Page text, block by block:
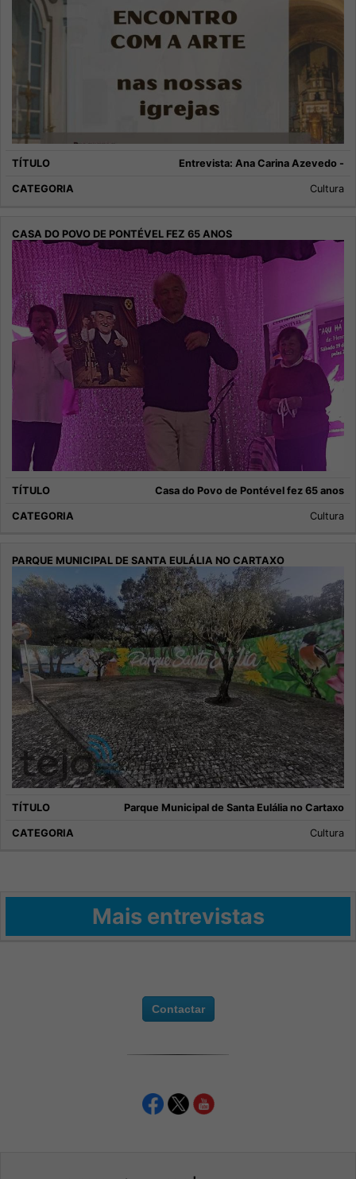
Entrevista: Ana Carina Azevedo -
Cultura
Casa do Povo de Pontével fez 65 anos
Cultura
Parque Municipal de Santa Eulália no Cartaxo
Cultura
Mais entrevistas
Contactar